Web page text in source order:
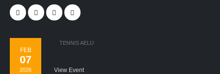
FEB
07
2026
TENNIS AELU
View Event